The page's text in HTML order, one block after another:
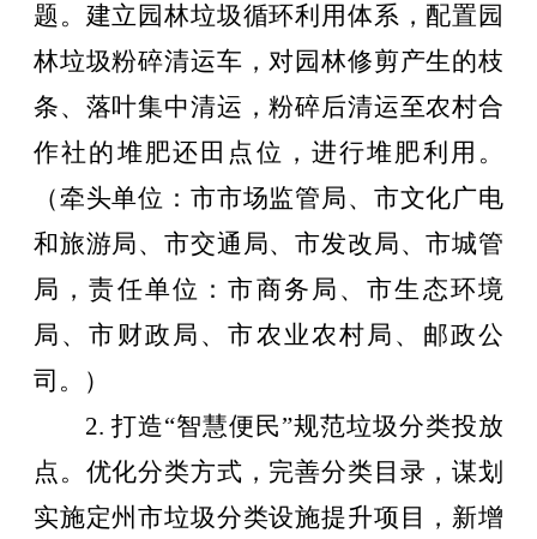
题。建立园林垃圾循环利用体系，配置园
林垃圾粉碎清运车，对园林修剪产生的枝
条、落叶集中清运，粉碎后清运至农村合
作社的堆肥还田点位，进行堆肥利用。
（牵头单位：市市场监管局、 市文化广电
和旅游局、市交通局、市发改局、市城管
局，责任单位：市商务局、市生态环境
局、市财政局、市农业农村局、邮政公
司。）
2. 打造“智慧便民”规范垃圾分类投放
点。优化分类方式，完善分类目录，谋划
实施定州市垃圾分类设施提升项目，新增